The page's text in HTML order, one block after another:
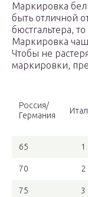
Маркировка
быть отличной
бюстгальтера,
Маркировка
Чтобы не
маркировки,
Россия/
Германия
65 1
70 2
75 3